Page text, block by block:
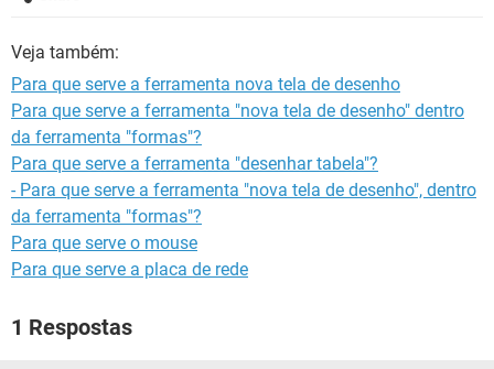
Veja também:
Para que serve a ferramenta nova tela de desenho
Para que serve a ferramenta "nova tela de desenho" dentro
da ferramenta "formas"?
Para que serve a ferramenta "desenhar tabela"?
- Para que serve a ferramenta "nova tela de desenho", dentro
da ferramenta "formas"?
Para que serve o mouse
Para que serve a placa de rede
1 Respostas